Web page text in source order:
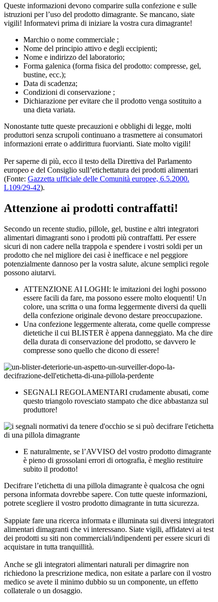
Queste informazioni devono comparire sulla confezione e sulle
istruzioni per l’uso del prodotto dimagrante. Se mancano, siate
vigili! Informatevi prima di iniziare la vostra cura dimagrante!
Marchio o nome commerciale ;
Nome del principio attivo e degli eccipienti;
Nome e indirizzo del laboratorio;
Forma galenica (forma fisica del prodotto: compresse, gel,
bustine, ecc.);
Data di scadenza;
Condizioni di conservazione ;
Dichiarazione per evitare che il prodotto venga sostituito a
una dieta variata.
Nonostante tutte queste precauzioni e obblighi di legge, molti
produttori senza scrupoli continuano a trasmettere ai consumatori
informazioni errate o addirittura fuorvianti. Siate molto vigili!
Per saperne di più, ecco il testo della Direttiva del Parlamento
europeo e del Consiglio sull’etichettatura dei prodotti alimentari
(Fonte: Gazzetta ufficiale delle Comunità europee, 6.5.2000.
L109/29-42).
Attenzione ai prodotti contraffatti!
Secondo un recente studio, pillole, gel, bustine e altri integratori
alimentari dimagranti sono i prodotti più contraffatti. Per essere
sicuri di non cadere nella trappola e spendere i vostri soldi per un
prodotto che nel migliore dei casi è inefficace e nel peggiore
potenzialmente dannoso per la vostra salute, alcune semplici regole
possono aiutarvi.
ATTENZIONE AI LOGHI: le imitazioni dei loghi possono
essere facili da fare, ma possono essere molto eloquenti! Un
colore, una scritta o una forma leggermente diversi da quelli
della confezione originale devono destare preoccupazione.
Una confezione leggermente alterata, come quelle compresse
dietetiche il cui BLISTER è appena danneggiato. Ma che dire
della durata di conservazione del prodotto, se davvero le
compresse sono quello che dicono di essere!
SEGNALI REGOLAMENTARI crudamente abusati, come
questo triangolo rovesciato stampato che dice abbastanza sul
produttore!
E naturalmente, se l’AVVISO del vostro prodotto dimagrante
è pieno di grossolani errori di ortografia, è meglio restituire
subito il prodotto!
Decifrare l’etichetta di una pillola dimagrante è qualcosa che ogni
persona informata dovrebbe sapere. Con tutte queste informazioni,
potrete scegliere il vostro prodotto dimagrante in tutta sicurezza.
Sappiate fare una ricerca informata e illuminata sui diversi integratori
alimentari dimagranti che vi interessano. Siate vigili, affidatevi ai test
dei prodotti su siti non commerciali/indipendenti per essere sicuri di
acquistare in tutta tranquillità.
Anche se gli integratori alimentari naturali per dimagrire non
richiedono la prescrizione medica, non esitate a parlare con il vostro
medico se avete il minimo dubbio su un componente, un effetto
collaterale o un dosaggio.